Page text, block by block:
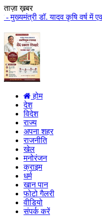
ताज़ा ख़बर
कृषि वर्ष में एक लाख करोड़ से
होम
देश
विदेश
राज्य
अपना शहर
राजनीति
खेल
मनोरंजन
क्राइम
धर्म
खान पान
फोटो गैलरी
वीडियो
संपर्क करें